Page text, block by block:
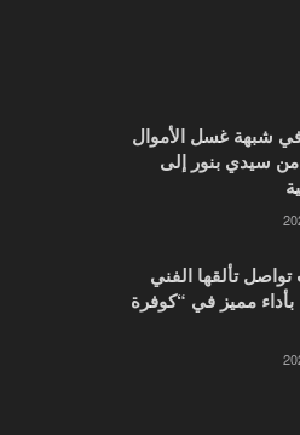
شبهة غسل الأموال
من سيدي بنور إلى
تألقها الفني
بأداء مميز في “كوفرة